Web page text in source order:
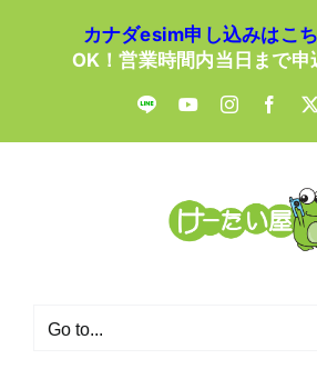
カナダesim申し込みはこち
OK！営業時間内当日まで申
LINE YouTubeInstagram
Go to...